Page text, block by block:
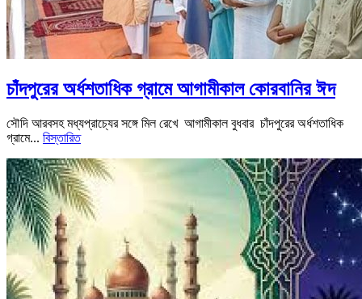
চাঁদপুরের অর্ধশতাধিক গ্রামে আগামীকাল কোরবানির ঈদ
সৌদি আরবসহ মধ্যপ্রাচ্যের সঙ্গে মিল রেখে আগামীকাল বুধবার চাঁদপুরের অর্ধশতাধিক
গ্রামে... বিস্তারিত